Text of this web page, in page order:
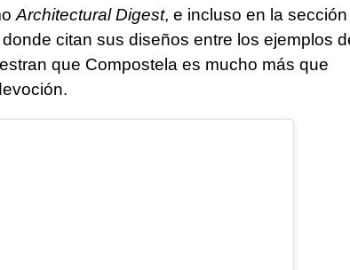
Architectural Digest, e incluso en la sección
citan sus diseños entre los ejemplos
que Compostela es mucho más que